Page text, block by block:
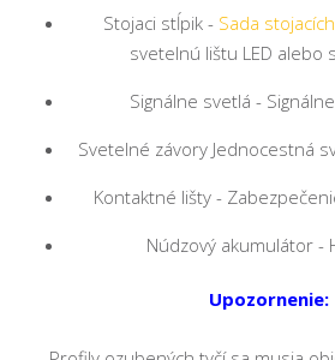
Stojaci stĺpik - Sada
svetelnú lištu LED alebo
Signálne svetlá -
Svetelné závory Jednocestná
Kontaktné lišty -
Núdzový akumulátor -
Upozornenie: